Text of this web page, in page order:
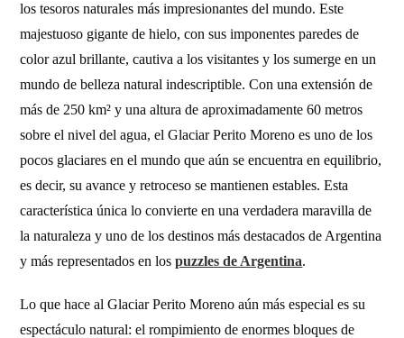
los tesoros naturales más impresionantes del mundo. Este
majestuoso gigante de hielo, con sus imponentes paredes de
color azul brillante, cautiva a los visitantes y los sumerge en un
mundo de belleza natural indescriptible. Con una extensión de
más de 250 km² y una altura de aproximadamente 60 metros
sobre el nivel del agua, el Glaciar Perito Moreno es uno de los
pocos glaciares en el mundo que aún se encuentra en equilibrio,
es decir, su avance y retroceso se mantienen estables. Esta
característica única lo convierte en una verdadera maravilla de
la naturaleza y uno de los destinos más destacados de Argentina
y más representados en lospuzzles de Argentina.
Lo que hace al Glaciar Perito Moreno aún más especial es su
espectáculo natural: el rompimiento de enormes bloques de